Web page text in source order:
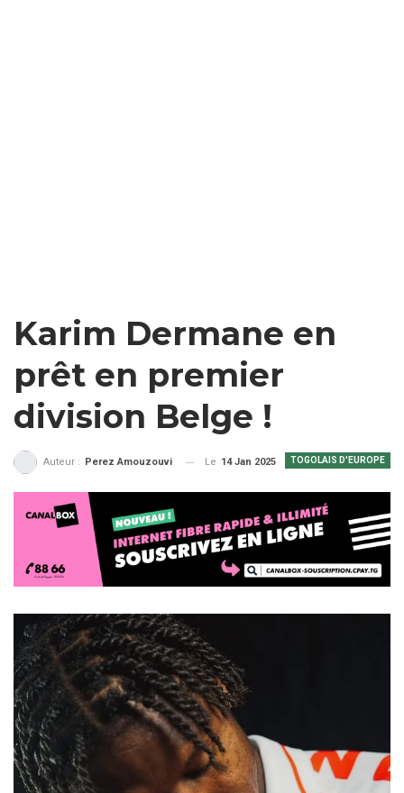
Karim Dermane en
prêt en premier
division Belge !
TOGOLAIS D'EUROPE
Auteur : Perez Amouzouvi Le 14 Jan 2025